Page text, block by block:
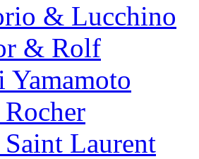
& Lucchino
& Rolf
Yamamoto
Saint Laurent